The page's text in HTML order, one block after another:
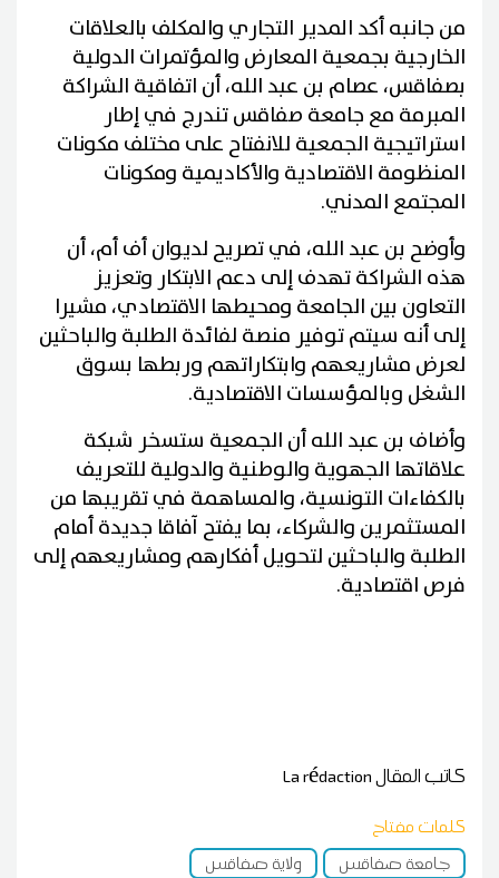
من جانبه أكد المدير التجاري والمكلف بالعلاقات
الخارجية بجمعية المعارض والمؤتمرات الدولية
بصفاقس، عصام بن عبد الله، أن اتفاقية الشراكة
المبرمة مع جامعة صفاقس تندرج في إطار
استراتيجية الجمعية للانفتاح على مختلف مكونات
المنظومة الاقتصادية والأكاديمية ومكونات
المجتمع المدني.
وأوضح بن عبد الله، في تصريح لديوان أف أم، أن
هذه الشراكة تهدف إلى دعم الابتكار وتعزيز
التعاون بين الجامعة ومحيطها الاقتصادي، مشيرا
إلى أنه سيتم توفير منصة لفائدة الطلبة والباحثين
لعرض مشاريعهم وابتكاراتهم وربطها بسوق
الشغل وبالمؤسسات الاقتصادية.
وأضاف بن عبد الله أن الجمعية ستسخر شبكة
علاقاتها الجهوية والوطنية والدولية للتعريف
بالكفاءات التونسية، والمساهمة في تقريبها من
المستثمرين والشركاء، بما يفتح آفاقا جديدة أمام
الطلبة والباحثين لتحويل أفكارهم ومشاريعهم إلى
فرص اقتصادية.
كاتب المقالLa rédaction
كلمات مفتاح
جامعة صفاقس
ولاية صفاقس